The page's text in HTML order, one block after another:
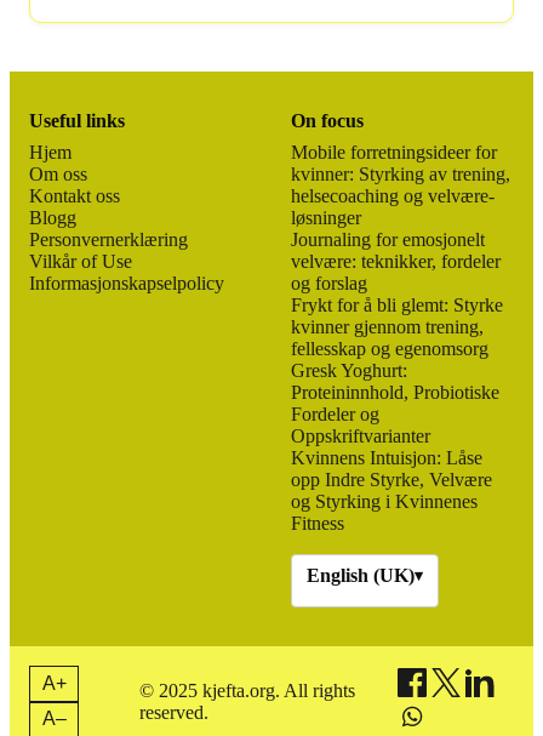
Useful links
Hjem
Om oss
Kontakt oss
Blogg
Personvernerklæring
Vilkår of Use
Informasjonskapselpolicy
On focus
Mobile forretningsideer for
kvinner: Styrking av trening,
helsecoaching og velvære-
løsninger
Journaling for emosjonelt
velvære: teknikker, fordeler
og forslag
Frykt for å bli glemt: Styrke
kvinner gjennom trening,
fellesskap og egenomsorg
Gresk Yoghurt:
Proteininnhold, Probiotiske
Fordeler og
Oppskriftvarianter
Kvinnens Intuisjon: Låse
opp Indre Styrke, Velvære
og Styrking i Kvinnenes
Fitness
English (UK)▾
A+
A–
© 2025 kjefta.org. All rights
reserved.